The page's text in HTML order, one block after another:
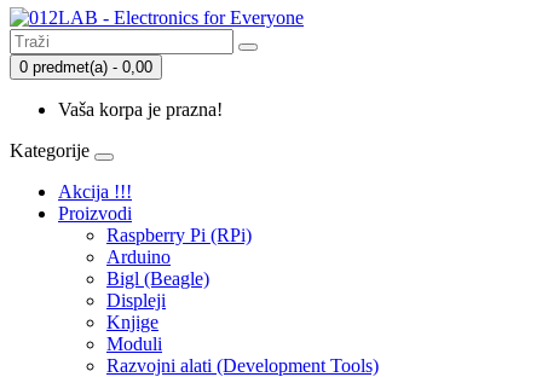
0 predmet(a) - 0,00
Vaša korpa je prazna!
Kategorije
Akcija !!!
Proizvodi
Raspberry Pi (RPi)
Arduino
Bigl (Beagle)
Displеji
Knjige
Moduli
Razvojni alati (Development Tools)